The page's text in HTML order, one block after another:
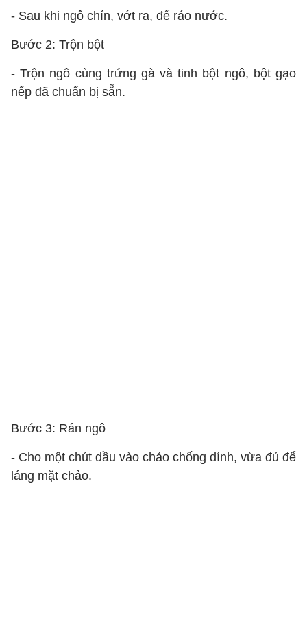
- Sau khi ngô chín, vớt ra, để ráo nước.
Bước 2: Trộn bột
- Trộn ngô cùng trứng gà và tinh bột ngô, bột gạo
nếp đã chuẩn bị sẵn.
Bước 3: Rán ngô
- Cho một chút dầu vào chảo chống dính, vừa đủ để
láng mặt chảo.